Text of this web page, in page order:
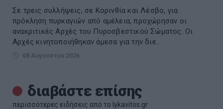
Σε τρεις συλλήψεις, σε Κορινθία και Λέσβο, για
πρόκληση πυρκαγιών από αμέλεια, προχώρησαν οι
ανακριτικές Αρχές του Πυροσβεστικού Σώματος. Οι
Αρχές κινητοποιήθηκαν άμεσα για την διε...
08 Αυγούστου 2026
διαβάστε επίσης
περισσότερες ειδήσεις από το lykavitos.gr